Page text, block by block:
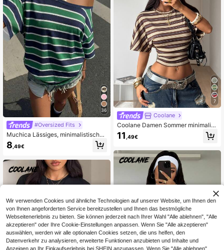
36
#Oversized Fits
Muchica Lässiges, minimalistisches
Loose-Fit T-Shirt mit Allover-Muste
r für Damen, Off-shoulder und kurz
8 ,49€
gehen, Date, Geburtstagsparty, Tref
fen, Landhausstil, minimalistisch, lu
xuriös, Kirche, besondere Anlässe,
Hochzeitsgast
7
Coolane
Coolane Damen Sommer minimalist
isches Y2K Basis Alltagskleidung L
ässig Streetwear dehnbares weißes
11 ,49€
Wir verwenden Cookies und ähnliche Technologien auf unserer Website, um Ihnen den
von Ihnen angeforderten Service bereitzustellen und Ihnen das bestmögliche
Webseitenerlebnis zu bieten. Sie können jederzeit nach Ihrer Wahl "Alle ablehnen", "Alle
akzeptieren" oder Ihre Cookie-Einstellungen anpassen. Wenn Sie "Alle akzeptieren"
auswählen, werden wir alle optionalen Cookies setzen, die uns helfen, den
Datenverkehr zu analysieren, erweiterte Funktionen anzubieten und Inhalte und
Anzeigen an Ihr Einkaufserlebnis bei SHEIN anzupassen. Wenn Sie "Alle ablehnen"